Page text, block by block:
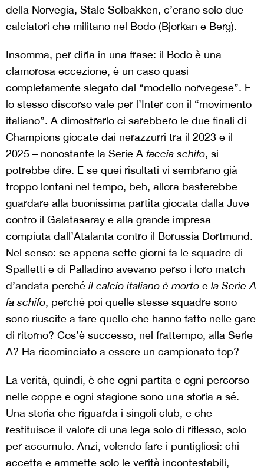
della Norvegia, Stale Solbakken, c’erano solo due
calciatori che militano nel Bodo (Bjorkan e Berg).
Insomma, per dirla in una frase: il Bodo è una
clamorosa eccezione, è un caso quasi
completamente slegato dal “modello norvegese”. E
lo stesso discorso vale per l’Inter con il “movimento
italiano”. A dimostrarlo ci sarebbero le due finali di
Champions giocate dai nerazzurri tra il 2023 e il
2025 – nonostante la Serie A faccia schifo, si
potrebbe dire. E se quei risultati vi sembrano già
troppo lontani nel tempo, beh, allora basterebbe
guardare alla buonissima partita giocata dalla Juve
contro il Galatasaray e alla grande impresa
compiuta dall’Atalanta contro il Borussia Dortmund.
Nel senso: se appena sette giorni fa le squadre di
Spalletti e di Palladino avevano perso i loro match
d’andata perché il calcio italiano è morto e la Serie A
fa schifo, perché poi quelle stesse squadre sono
sono riuscite a fare quello che hanno fatto nelle gare
di ritorno? Cos’è successo, nel frattempo, alla Serie
A? Ha ricominciato a essere un campionato top?
La verità, quindi, è che ogni partita e ogni percorso
nelle coppe e ogni stagione sono una storia a sé.
Una storia che riguarda i singoli club, e che
restituisce il valore di una lega solo di riflesso, solo
per accumulo. Anzi, volendo fare i puntigliosi: chi
accetta e ammette solo le verità incontestabili,